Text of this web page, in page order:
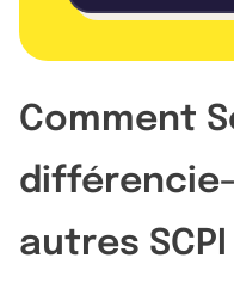
Comment
autres